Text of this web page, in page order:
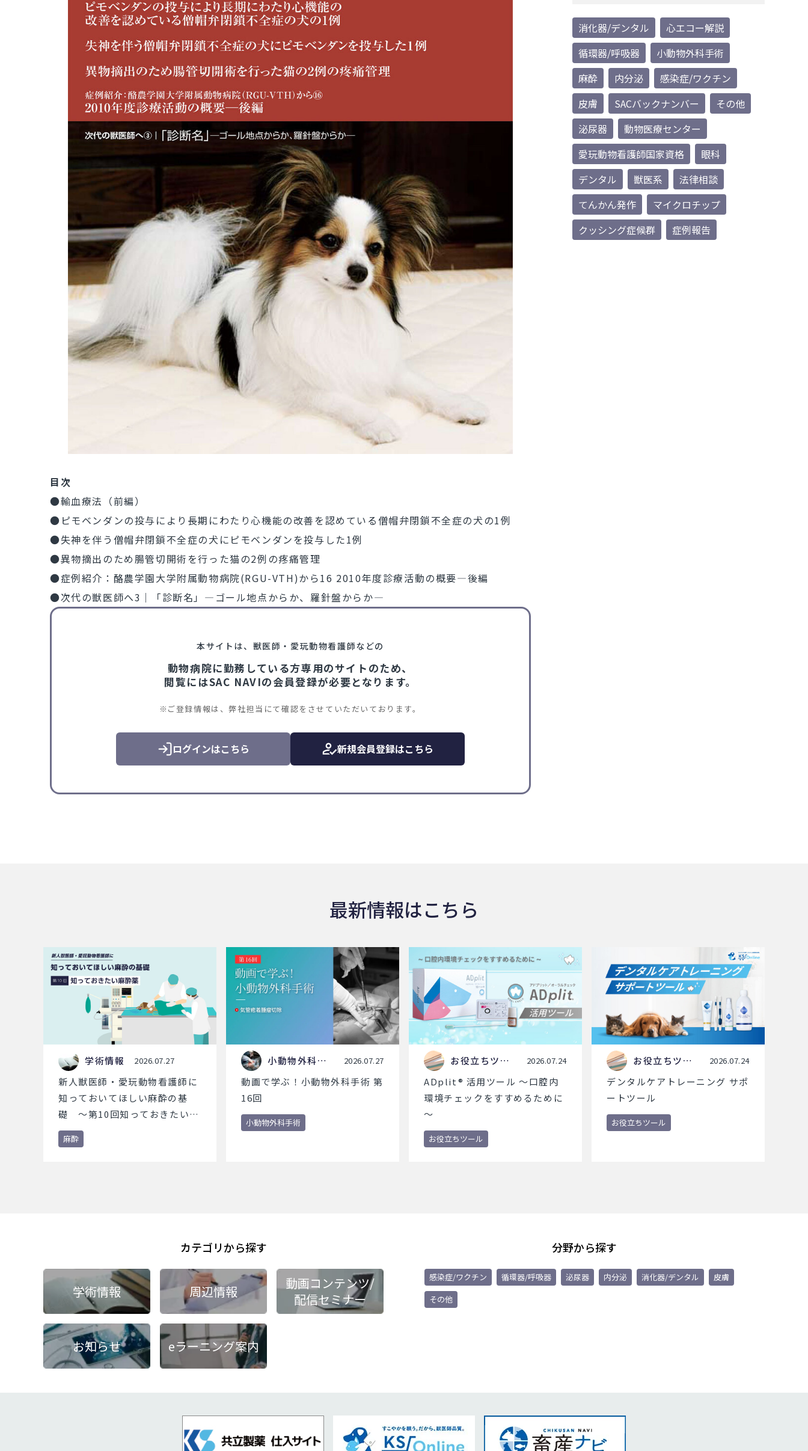
目次
●輸血療法（前編）
●ピモベンダンの投与により長期にわたり心機能の改善を認めている僧帽弁閉鎖不全症の犬の1例
●失神を伴う僧帽弁閉鎖不全症の犬にピモベンダンを投与した1例
●異物摘出のため腸管切開術を行った猫の2例の疼痛管理
●症例紹介：酪農学園大学附属動物病院(RGU-VTH)から16 2010年度診療活動の概要―後編
●次代の獣医師へ3｜「診断名」―ゴール地点からか、羅針盤からか―
本サイトは、獣医師・愛玩動物看護師などの
動物病院に勤務している方専用のサイトのため、
閲覧にはSAC NAVIの会員登録が必要となります。
ご登録情報は、弊社担当にて確認をさせていただいております。
ログインはこちら 新規会員登録はこちら
消化器/デンタル
心エコー解説
循環器/呼吸器
小動物外科手術
麻酔
内分泌
感染症/ワクチン
皮膚
SACバックナンバー
その他
泌尿器
動物医療センター
愛玩動物看護師国家資格
眼科
デンタル
獣医系
法律相談
てんかん発作
マイクロチップ
クッシング症候群
症例報告
最新情報はこちら
学術情報 2026.07.27
新人獣医師・愛玩動物看護師に
知っておいてほしい麻酔の基
礎 ～第10回知っておきたい麻
酔薬～
麻酔
小動物外科手 2026.07.27
動画で学ぶ！小動物外科手術 第
16回
小動物外科手術
お役立ちツー 2026.07.24
ADplit® 活用ツール ～口腔内
環境チェックをすすめるために
～
お役立ちツール
お役立ちツー 2026.07.24
デンタルケアトレーニング サポ
ートツール
お役立ちツール
カテゴリから探す
学術情報 周辺情報
動画コンテンツ/
配信セミナー
お知らせ eラーニング案内
分野から探す
感染症/ワクチン 循環器/呼吸器 泌尿器 内分泌 消化器/デンタル
皮膚
その他